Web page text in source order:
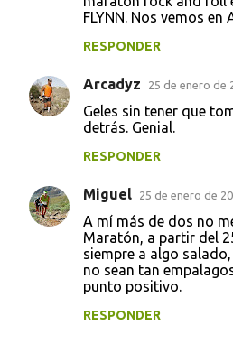
FLYNN. Nos vemos en
RESPONDER
Arcadyz 25 de enero de
Geles sin tener que
detrás. Genial.
RESPONDER
Miguel 25 de enero de
A mí más de dos no
Maratón, a partir del
siempre a algo
no sean tan
punto positivo.
RESPONDER